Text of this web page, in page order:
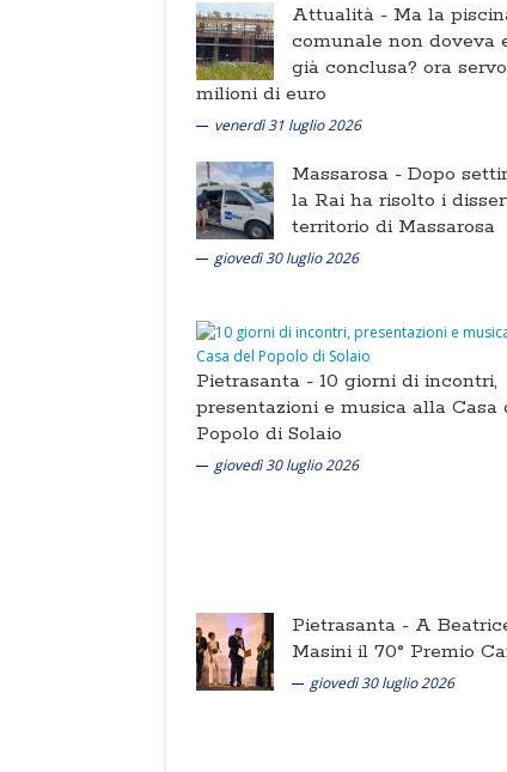
Attualità - Ma la
comunale non doveva
già conclusa? ora
milioni di euro
venerdì 31 luglio 2026
Massarosa - Dopo
la Rai ha risolto i
territorio di Massarosa
giovedì 30 luglio 2026
Pietrasanta - 10 giorni di incontri,
presentazioni e musica alla Casa
Popolo di Solaio
giovedì 30 luglio 2026
Pietrasanta - A
Masini il 70° Premio
giovedì 30 luglio 2026